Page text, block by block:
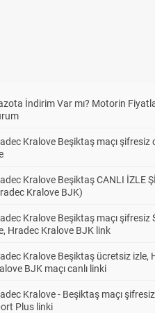
İndirim Var mı? Motorin
Kralove Beşiktaş maçı şifresiz
Kralove Beşiktaş CANLI İZLE
Kralove BJK)
Kralove Beşiktaş maçı şifresiz
Hradec Kralove BJK link
Kralove Beşiktaş ücretsiz izle,
BJK maçı canlı linki
Kralove - Beşiktaş maçı şifresiz
Plus linki